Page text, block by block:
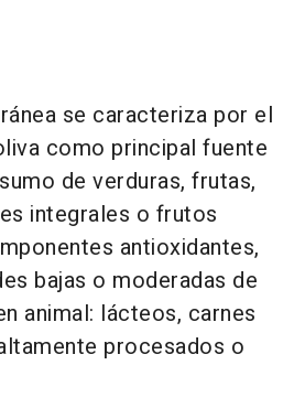
se caracteriza por el
como principal fuente
de verduras, frutas,
integrales o frutos
antioxidantes,
bajas o moderadas de
animal: lácteos, carnes
procesados o